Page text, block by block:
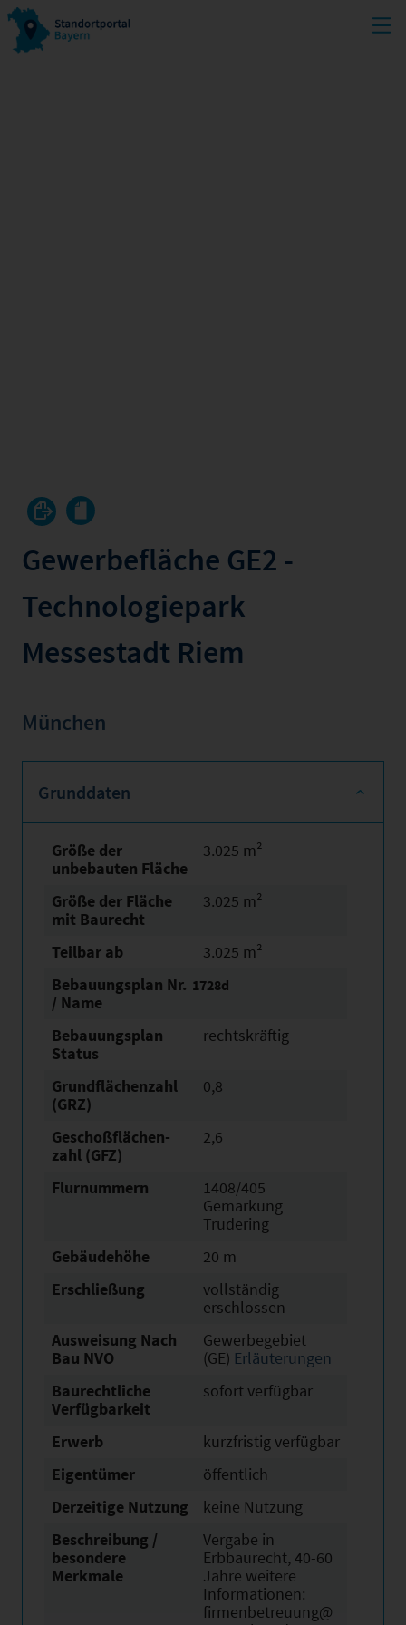
Gewerbefläche GE2 -
Technologiepark
Messestadt Riem
München
Grunddaten
Größe der
unbebauten Fläche
3.025 m²
Größe der Fläche
mit Baurecht
3.025 m²
Teilbar ab
3.025 m²
Bebauungsplan Nr.
/ Name
1728d
Bebauungsplan
Status
rechtskräftig
Grundflächen­zahl
(GRZ)
0,8
Geschoßflächen­
zahl (GFZ)
2,6
Flurnummern
1408/405
Gemarkung
Trudering
Gebäudehöhe
20 m
Erschließung
vollständig
erschlossen
Ausweisung Nach
Bau NVO
Gewerbegebiet
(GE) Erläuterungen
Baurechtliche
Verfügbarkeit
sofort verfügbar
Erwerb
kurzfristig verfügbar
Eigentümer
öffentlich
Derzeitige Nutzung
keine Nutzung
Beschreibung /
besondere
Merkmale
Vergabe in
Erbbaurecht, 40-60
Jahre weitere
Informationen:
firmenbetreuung@